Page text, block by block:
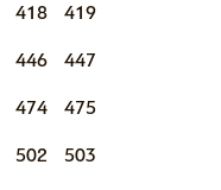
418 419
446 447
474 475
502 503